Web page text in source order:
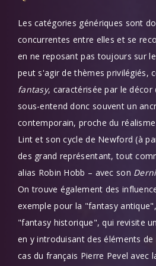
Les catégories génériques sont
concurrentes entre elles et se
en ne reposant pas toujours sur
peut s'agir de thèmes privilégiés,
fantasy, caractérisée par le décor
sous-entend donc souvent un
contemporain, proche du
Lint et son cycle de Newford (à
des grand représentant, tout
alias Robin Hobb – avec son
On trouve également des
exemple pour la "fantasy
"fantasy historique", qui revisite
en y introduisant des éléments de
cas du français Pierre Pevel avec